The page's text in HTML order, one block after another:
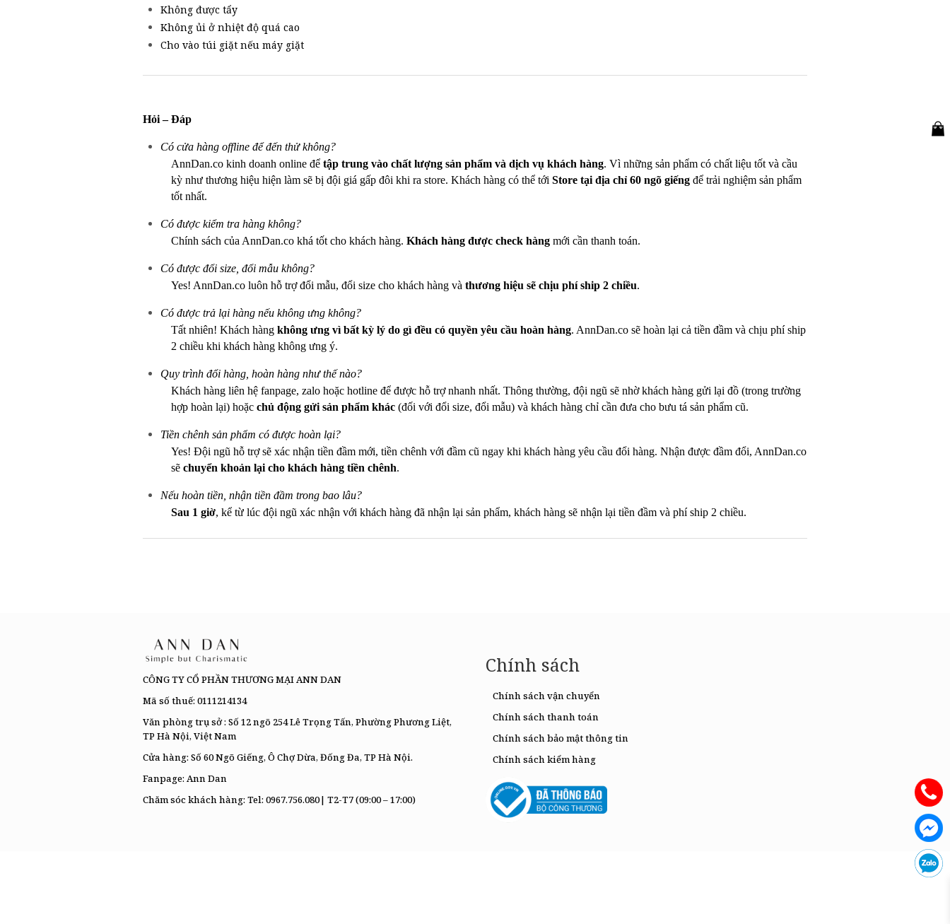
Không được tẩy
Không ủi ở nhiệt độ quá cao
Cho vào túi giặt nếu máy giặt
Hỏi – Đáp
Có cửa hàng offline để đến thử không?
AnnDan.co kinh doanh online để tập trung vào chất lượng sản phẩm và dịch vụ khách hàng. Vì những sản phẩm có chất liệu tốt và cầu
kỳ như thương hiệu hiện làm sẽ bị đội giá gấp đôi khi ra store. Khách hàng có thể tới Store tại địa chỉ 60 ngõ giếngđể trải nghiệm sản phẩm
tốt nhất.
Có được kiểm tra hàng không?
Chính sách của AnnDan.co khá tốt cho khách hàng. Khách hàng được check hàngmới cần thanh toán.
Có được đổi size, đổi mẫu không?
Yes! AnnDan.co luôn hỗ trợ đổi mẫu, đổi size cho khách hàng và thương hiệu sẽ chịu phí ship 2 chiều.
Có được trả lại hàng nếu không ưng không?
Tất nhiên! Khách hàng không ưng vì bất kỳ lý do gì đều có quyền yêu cầu hoàn hàng. AnnDan.co sẽ hoàn lại cả tiền đầm và chịu phí ship
2 chiều khi khách hàng không ưng ý.
Quy trình đổi hàng, hoàn hàng như thế nào?
Khách hàng liên hệ fanpage, zalo hoặc hotline để được hỗ trợ nhanh nhất. Thông thường, đội ngũ sẽ nhờ khách hàng gửi lại đồ (trong trường
hợp hoàn lại) hoặc chủ động gửi sản phẩm khác(đối với đổi size, đổi mẫu) và khách hàng chỉ cần đưa cho bưu tá sản phẩm cũ.
Tiền chênh sản phẩm có được hoàn lại?
Yes! Đội ngũ hỗ trợ sẽ xác nhận tiền đầm mới, tiền chênh với đầm cũ ngay khi khách hàng yêu cầu đổi hàng. Nhận được đầm đổi, AnnDan.co
sẽ chuyển khoản lại cho khách hàng tiền chênh.
Nếu hoàn tiền, nhận tiền đầm trong bao lâu?
Sau 1 giờ, kể từ lúc đội ngũ xác nhận với khách hàng đã nhận lại sản phẩm, khách hàng sẽ nhận lại tiền đầm và phí ship 2 chiều.
CÔNG TY CỔ PHẦN THƯƠNG MẠI ANN DAN
Mã số thuế: 0111214134
Văn phòng trụ sở : Số 12 ngõ 254 Lê Trọng Tấn, Phường Phương Liệt,
TP Hà Nội, Việt Nam
Cửa hàng: Số 60 Ngõ Giếng, Ô Chợ Dừa, Đống Đa, TP Hà Nội.
Fanpage: Ann Dan
Chăm sóc khách hàng: Tel: 0967.756.080| T2-T7 (09:00 – 17:00)
Chính sách
Chính sách vận chuyển
Chính sách thanh toán
Chính sách bảo mật thông tin
Chính sách kiểm hàng